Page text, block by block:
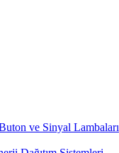
ve Sinyal Lambaları